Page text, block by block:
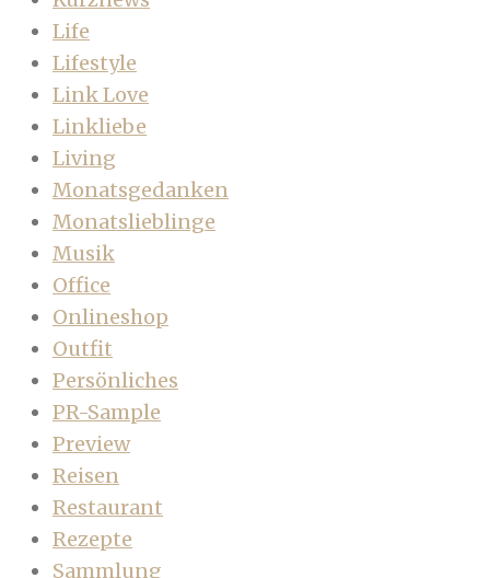
Life
Lifestyle
Link Love
Linkliebe
Living
Monatsgedanken
Monatslieblinge
Musik
Office
Onlineshop
Outfit
Persönliches
PR-Sample
Preview
Reisen
Restaurant
Rezepte
Sammlung